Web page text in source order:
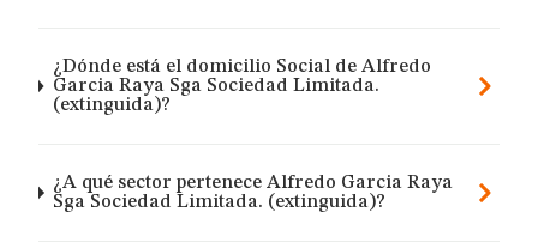
¿Dónde está el domicilio Social de Alfredo
Garcia Raya Sga Sociedad Limitada.
(extinguida)?
¿A qué sector pertenece Alfredo Garcia Raya
Sga Sociedad Limitada. (extinguida)?